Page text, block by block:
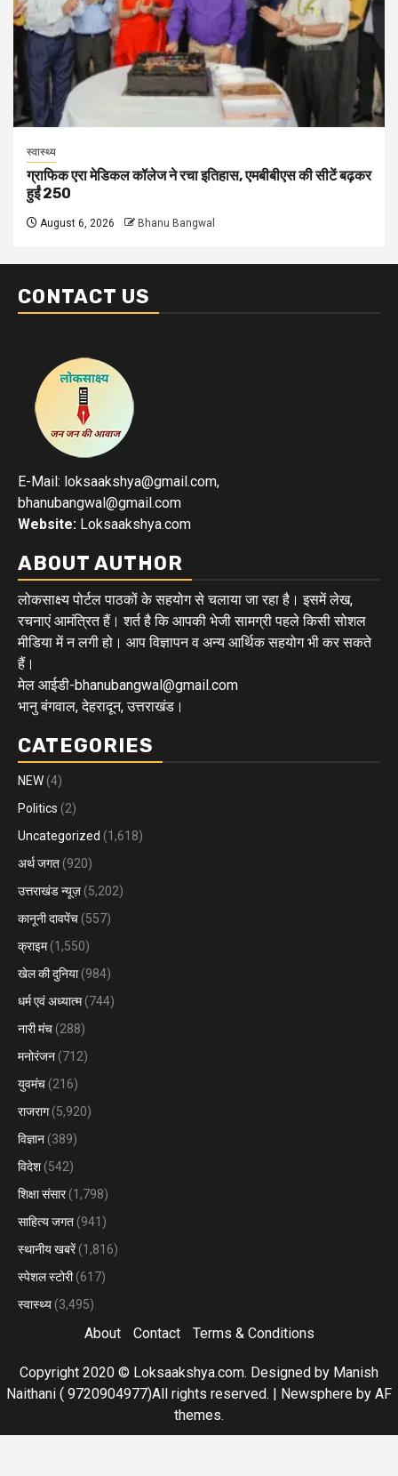
स्वास्थ्य
ग्राफिक एरा मेडिकल कॉलेज ने रचा इतिहास, एमबीबीएस की सीटें बढ़कर
हुईं 250
August 6, 2026 Bhanu Bangwal
CONTACT US
E-Mail: loksaakshya@gmail.com,
bhanubangwal@gmail.com
Website: Loksaakshya.com
ABOUT AUTHOR
लोकसाक्ष्य पोर्टल पाठकों के सहयोग से चलाया जा रहा है। इसमें लेख,
रचनाएं आमंत्रित हैं। शर्त है कि आपकी भेजी सामग्री पहले किसी सोशल
मीडिया में न लगी हो। आप विज्ञापन व अन्य आर्थिक सहयोग भी कर सकते
हैं।
मेल आईडी-bhanubangwal@gmail.com
भानु बंगवाल, देहरादून, उत्तराखंड।
CATEGORIES
NEW (4)
Politics (2)
Uncategorized (1,618)
अर्थ जगत (920)
उत्तराखंड न्यूज़ (5,202)
कानूनी दावपेंच (557)
क्राइम(1,550)
खेल की दुनिया(984)
धर्म एवं अध्यात्म(744)
नारी मंच (288)
मनोरंजन (712)
युवमंच (216)
राजराग(5,920)
विज्ञान (389)
विदेश (542)
शिक्षा संसार(1,798)
साहित्य जगत (941)
स्थानीय खबरें(1,816)
स्पेशल स्टोरी(617)
स्वास्थ्य (3,495)
About Contact Terms & Conditions
Copyright 2020 © Loksaakshya.com. Designed by Manish
Naithani ( 9720904977)All rights reserved. | Newsphere by AF
themes.